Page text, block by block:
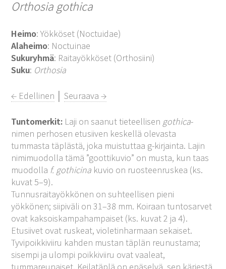
Orthosia gothica
Heimo: Yökköset (Noctuidae)
Alaheimo: Noctuinae
Sukuryhmä: Raitayökköset (Orthosiini)
Suku: Orthosia
← Edellinen │Seuraava →
Tuntomerkit: Laji on saanut tieteellisen gothica-
nimen perhosen etusiiven keskellä olevasta
tummasta täplästä, joka muistuttaa g-kirjainta. Lajin
nimimuodolla tämä ”goottikuvio” on musta, kun taas
muodolla f. gothicina kuvio on ruosteenruskea (ks.
kuvat 5–9).
Tunnusraitayökkönen on suhteellisen pieni
yökkönen; siipiväli on 31–38 mm. Koiraan tuntosarvet
ovat kaksoiskampahampaiset (ks. kuvat 2 ja 4).
Etusiivet ovat ruskeat, violetinharmaan sekaiset.
Tyvipoikkiviiru kahden mustan täplän reunustama;
sisempi ja ulompi poikkiviiru ovat vaaleat,